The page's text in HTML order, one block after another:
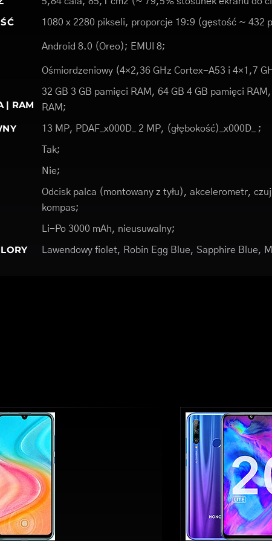
1080 x 2280 pikseli, proporcje 19:9 (gęstość ~ 432
Android 8.0 (Oreo); EMUI 8;
Ośmiordzeniowy (4×2,36 GHz Cortex-A53 i 4×1,7
| RAM
32 GB 3 GB pamięci RAM, 64 GB 4 GB pamięci
RAM;
13 MP, PDAF_x000D_ 2 MP, (głębokość)_x000D_ ;
Tak;
Nie;
Odcisk palca (montowany z tyłu), akcelerometr,
kompas;
Li-Po 3000 mAh, nieusuwalny;
Lawendowy fiolet, Robin Egg Blue, Sapphire Blue,